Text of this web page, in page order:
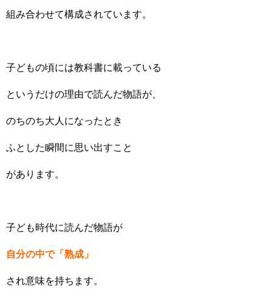
組み合わせて構成されています。
子どもの頃には教科書に載っている
というだけの理由で読んだ物語が、
のちのち大人になったとき
ふとした瞬間に思い出すこと
があります。
子ども時代に読んだ物語が
自分の中で「熟成」
され意味を持ちます。